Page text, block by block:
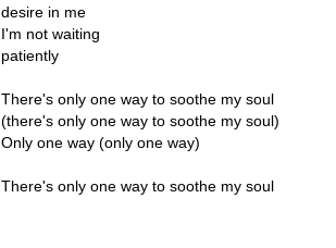
desire in me
I'm not waiting
patiently
There's only one way to soothe my soul
(there's only one way to soothe my soul)
Only one way (only one way)
There's only one way to soothe my soul